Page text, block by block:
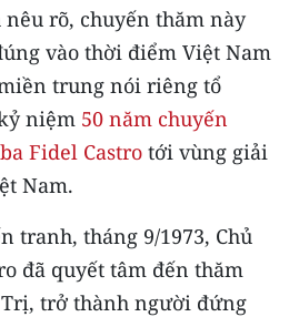
nghệ
rõ, chuyến thăm này
vào thời điểm Việt Nam
trung nói riêng tổ
niệm 50 năm chuyến
Fidel Castro tới vùng giải
Nam.
tranh, tháng 9/1973, Chủ
đã quyết tâm đến thăm
trở thành người đứng